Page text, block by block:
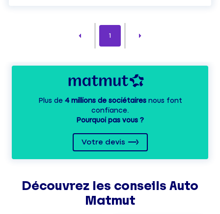
1
Plus de 4 millions de sociétairesnous font
confiance.
Pourquoi pas vous ?
Votre devis
Découvrez les conseils Auto
Matmut